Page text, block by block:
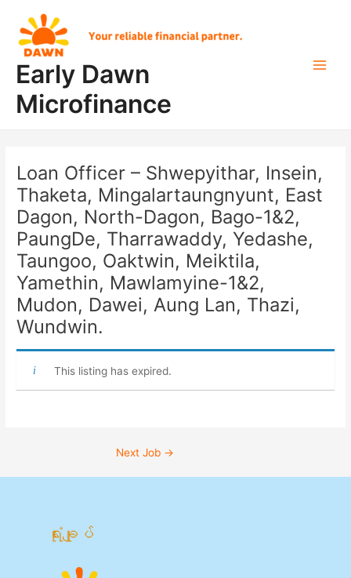
content
Early Dawn
Microfinance
Loan Officer – Shwepyithar, Insein,
Thaketa, Mingalartaungnyunt, East
Dagon, North-Dagon, Bago-1&2,
PaungDe, Tharrawaddy, Yedashe,
Taungoo, Oaktwin, Meiktila,
Yamethin, Mawlamyine-1&2,
Mudon, Dawei, Aung Lan, Thazi,
Wundwin.
This listing has expired.
navigation
Next Job →
ရုံးချုပ်